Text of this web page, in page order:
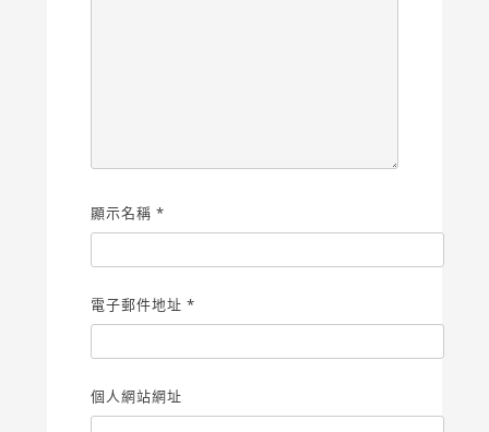
顯示名稱 *
電子郵件地址 *
個人網站網址